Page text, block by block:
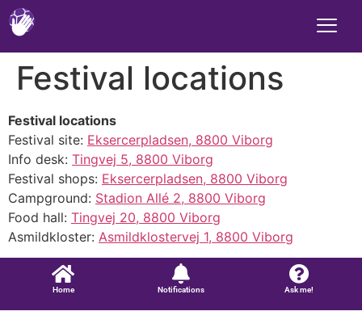
Festival locations
Festival locations
Festival site: Eksercerpladsen, 8800 Viborg
Info desk: Tingvej 5, 8800 Viborg
Festival shops: Eksercerpladsen, 8800 Viborg
Campground: Stadion Allé 2, 8800 Viborg
Food hall: Tingvej 20, 8800 Viborg
Asmildkloster: Asmildklostervej 1, 8800 Viborg
Home Notifications Ask me!